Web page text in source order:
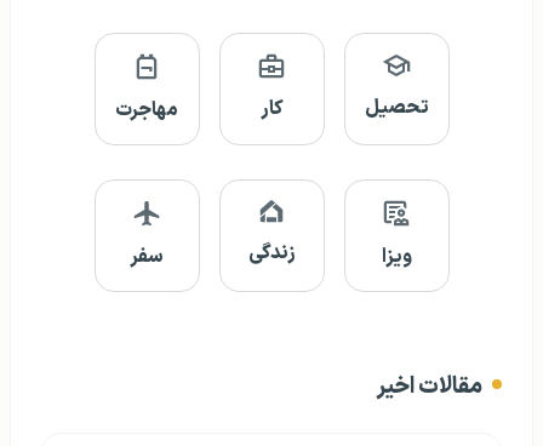
تحصیل کار مهاجرت
ویزا زندگی سفر
مقالات اخیر